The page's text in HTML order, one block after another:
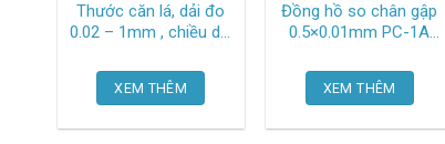
Thước căn lá, dải đo
0.02 – 1mm , chiều dài
FG100B17 Korper
XEM THÊM
Đồng hồ so chân gập
0.5×0.01mm PC-1A
XEM THÊM